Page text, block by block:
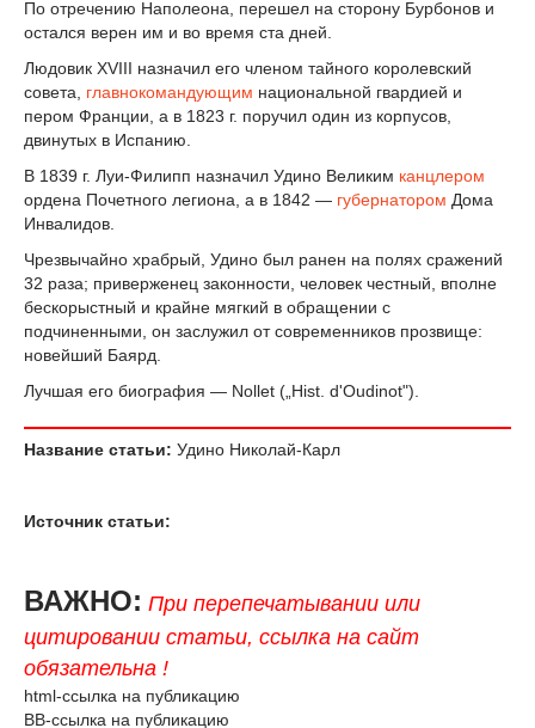
По отречению Наполеона, перешел на сторону Бурбонов и
остался верен им и во время ста дней.
Людовик ХVIII назначил его членом тайного королевский
совета, главнокомандующим национальной гвардией и
пером Франции, a в 1823 г. поручил один из корпусов,
двинутых в Испанию.
В 1839 г. Луи-Филипп назначил Удино Великим канцлером
ордена Почетного легиона, a в 1842 — губернатором Дома
Инвалидов.
Чрезвычайно храбрый, Удино был ранен на полях сражений
32 раза; приверженец законности, человек честный, вполне
бескорыстный и крайне мягкий в обращении с
подчиненными, он заслужил от современников прозвище:
новейший Баярд.
Лучшая его биография — Nollet („Hist. d'Oudinot").
Название статьи: Удино Николай-Карл
Источник статьи:
ВАЖНО: При перепечатывании или
цитировании статьи, ссылка на сайт
обязательна !
html-ссылка на публикацию
BB-ссылка на публикацию